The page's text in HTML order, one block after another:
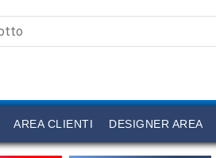
AREA CLIENTI DESIGNER AREA